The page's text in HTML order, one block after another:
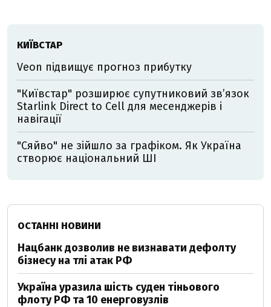
КИЇВСТАР
Veon підвищує прогноз прибутку
"Київстар" розширює супутниковий зв’язок
Starlink Direct to Cell для месенджерів і
навігації
"Сяйво" не зійшло за графіком. Як Україна
створює національний ШІ
ОСТАННІ НОВИНИ
Нацбанк дозволив не визнавати дефолту
бізнесу на тлі атак РФ
Україна уразила шість суден тіньового
флоту РФ та 10 енерговузлів